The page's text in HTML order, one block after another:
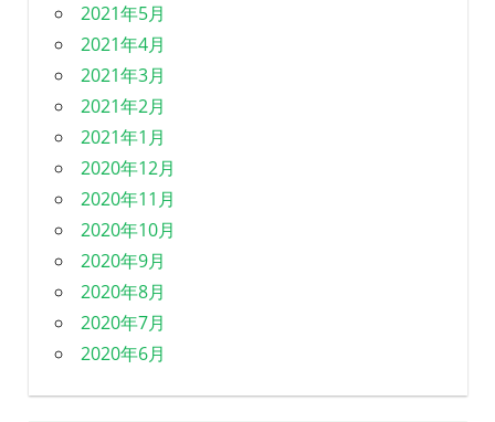
2021年5月
2021年4月
2021年3月
2021年2月
2021年1月
2020年12月
2020年11月
2020年10月
2020年9月
2020年8月
2020年7月
2020年6月